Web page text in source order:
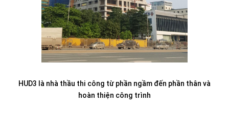
HUD3 là nhà thầu thi công từ phần ngầm đến phần thân và
hoàn thiện công trình